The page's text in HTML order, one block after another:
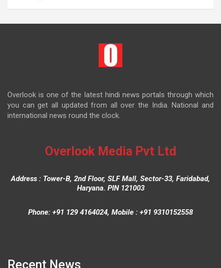
Overlook is one of the latest hindi news portals through which
you can get all updated from all over the India. National and
international news round the clock.
Overlook Media Pvt Ltd
Address : Tower-B, 2nd Floor, SLF Mall, Sector-33, Faridabad,
Haryana. PIN 121003
Phone: +91 129 4164024, Mobile : +91 9310152558
Recent News